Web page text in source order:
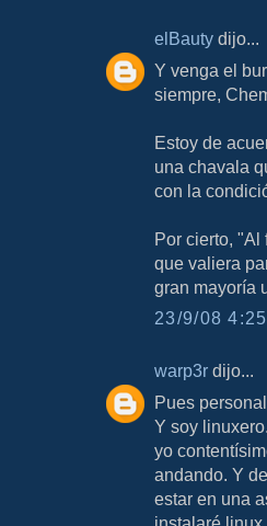
elBauty dijo...
Y venga el
siempre,
Estoy de
una chavala
con la
Por cierto,
que valiera
gran mayoría
23/9/08
warp3r dijo...
Pues
Y soy
yo
andando. Y
estar en una